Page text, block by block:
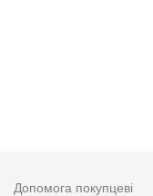
Допомога покупцеві